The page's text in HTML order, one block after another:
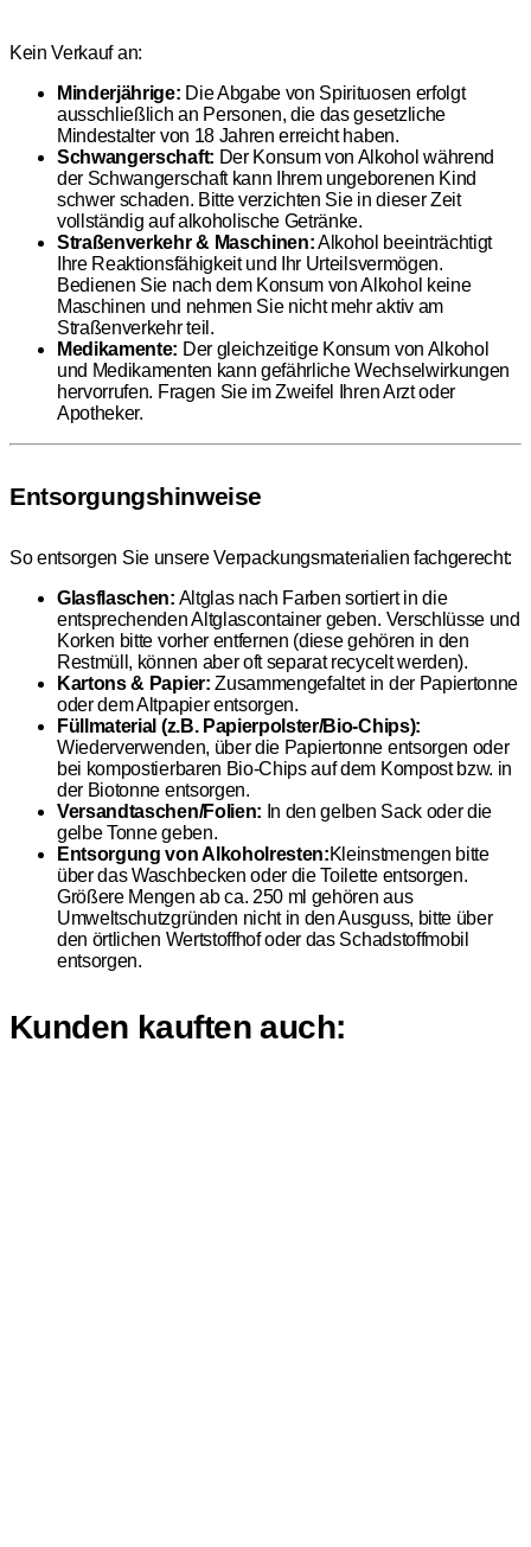
Kein Verkauf an:
Minderjährige: Die Abgabe von Spirituosen erfolgt
ausschließlich an Personen, die das gesetzliche
Mindestalter von 18 Jahren erreicht haben.
Schwangerschaft: Der Konsum von Alkohol während
der Schwangerschaft kann Ihrem ungeborenen Kind
schwer schaden. Bitte verzichten Sie in dieser Zeit
vollständig auf alkoholische Getränke.
Straßenverkehr & Maschinen:Alkohol beeinträchtigt
Ihre Reaktionsfähigkeit und Ihr Urteilsvermögen.
Bedienen Sie nach dem Konsum von Alkohol keine
Maschinen und nehmen Sie nicht mehr aktiv am
Straßenverkehr teil.
Medikamente: Der gleichzeitige Konsum von Alkohol
und Medikamenten kann gefährliche Wechselwirkungen
hervorrufen. Fragen Sie im Zweifel Ihren Arzt oder
Apotheker.
Entsorgungshinweise
So entsorgen Sie unsere Verpackungsmaterialien fachgerecht:
Glasflaschen: Altglas nach Farben sortiert in die
entsprechenden Altglascontainer geben. Verschlüsse und
Korken bitte vorher entfernen (diese gehören in den
Restmüll, können aber oft separat recycelt werden).
Kartons & Papier: Zusammengefaltet in der Papiertonne
oder dem Altpapier entsorgen.
Füllmaterial (z.B. Papierpolster/Bio-Chips):
Wiederverwenden, über die Papiertonne entsorgen oder
bei kompostierbaren Bio-Chips auf dem Kompost bzw. in
der Biotonne entsorgen.
Versandtaschen/Folien: In den gelben Sack oder die
gelbe Tonne geben.
Entsorgung von Alkoholresten:Kleinstmengen bitte
über das Waschbecken oder die Toilette entsorgen.
Größere Mengen ab ca. 250 ml gehören aus
Umweltschutzgründen nicht in den Ausguss, bitte über
den örtlichen Wertstoffhof oder das Schadstoffmobil
entsorgen.
Kunden kauften auch: